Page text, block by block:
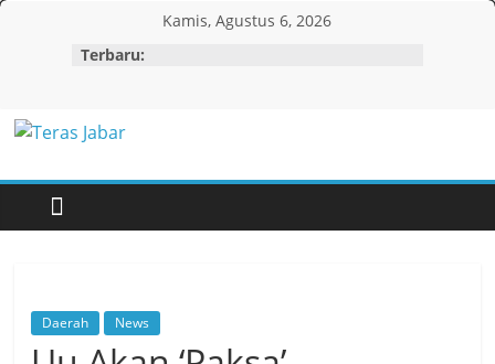
Skip
Kamis, Agustus 6, 2026
Terbaru:
Teras
Jabar
Daerah News